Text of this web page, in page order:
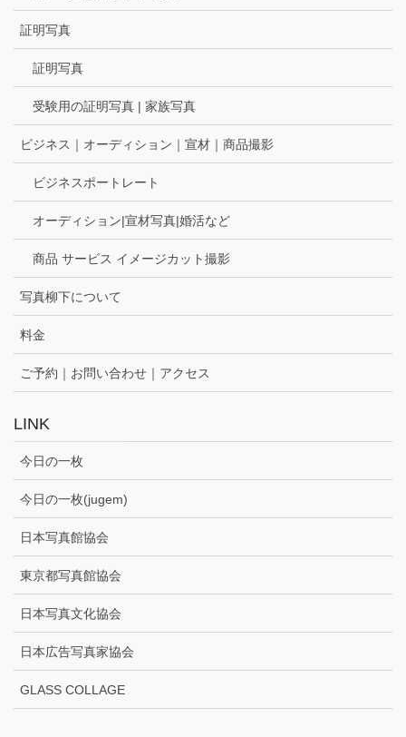
証明写真
証明写真
受験用の証明写真 | 家族写真
ビジネス｜オーディション｜宣材｜商品撮影
ビジネスポートレート
オーディション|宣材写真|婚活など
商品 サービス イメージカット撮影
写真柳下について
料金
ご予約｜お問い合わせ｜アクセス
LINK
今日の一枚
今日の一枚(jugem)
日本写真館協会
東京都写真館協会
日本写真文化協会
日本広告写真家協会
GLASS COLLAGE